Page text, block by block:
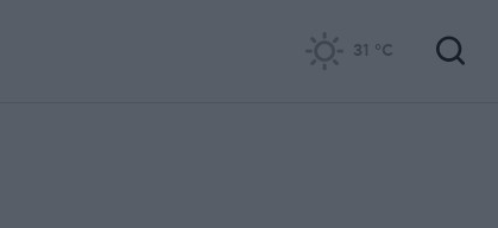
31 °C